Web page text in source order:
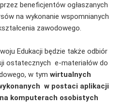
przez beneficjentów ogłaszanych
na wykonanie wspomnianych
zawodowego.
Edukacji będzie także odbiór
ostatecznych e-materiałów do
w tym wirtualnych
w postaci aplikacji
komputerach osobistych